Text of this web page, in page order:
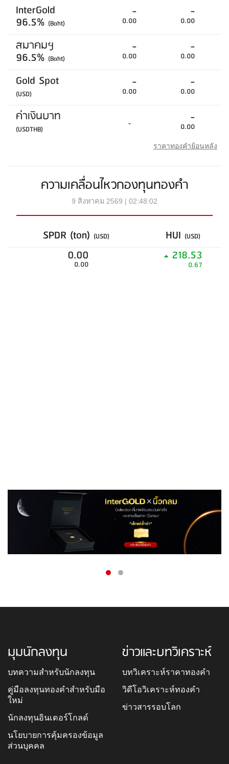
InterGold
96.5% (Baht)
-
0.00
-
0.00
สมาคมฯ
96.5% (Baht)
-
0.00
-
0.00
Gold Spot
(USD)
-
0.00
-
0.00
ค่าเงินบาท
(USDTHB) - -
0.00
ราคาทองคำย้อนหลัง
ความเคลื่อนไหวกองทุนทองคำ
9 สิงหาคม 2569 | 02:48:02
SPDR (ton) (USD) HUI (USD)
0.00
0.00
218.53
0.67
มุมนักลงทุน
บทความสำหรับนักลงทุน
คู่มือลงทุนทองคำสำหรับมือ
ใหม่
นักลงทุนอินเตอร์โกลด์
นโยบายการคุ้มครองข้อมูล
ส่วนบุคคล
ข่าวและบทวิเคราะห์
บทวิเคราะห์ราคาทองคำ
วิดีโอวิเคราะห์ทองคำ
ข่าวสารรอบโลก